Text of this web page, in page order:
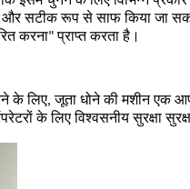
सटीक रूप से साफ किया जा
करना" प्राप्त करता है।
के लिए, जूता धोने की मशीन एक
के लिए विश्वसनीय सुरक्षा